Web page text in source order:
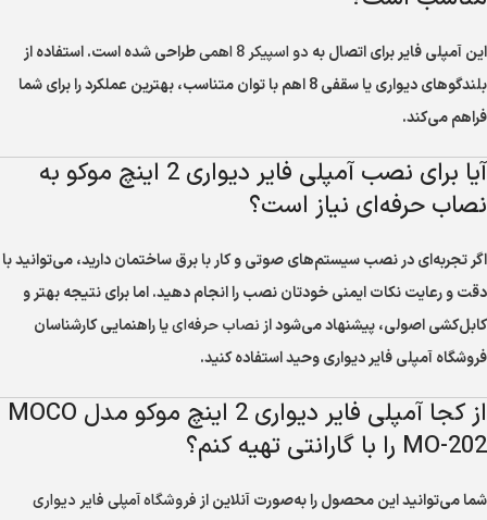
این آمپلی فایر برای اتصال به دو اسپیکر 8 اهمی
طراحی شده است. استفاده از
بلندگوهای دیواری یا سقفی 8 اهم با توان متناسب، بهترین عملکرد را برای شما
فراهم می‌کند.
آیا برای نصب آمپلی فایر دیواری 2 اینچ موکو به
نصاب حرفه‌ای نیاز است؟
اگر تجربه‌ای در نصب سیستم‌های صوتی و کار با برق ساختمان دارید، می‌توانید با
دقت و رعایت نکات ایمنی خودتان نصب را انجام دهید. اما برای نتیجه بهتر و
کابل‌کشی اصولی، پیشنهاد می‌شود ازنصاب حرفه‌اییا راهنمایی کارشناسان
فروشگاه آمپلی فایر دیواری وحید استفاده کنید.
از کجا آمپلی فایر دیواری 2 اینچ موکو مدل MOCO
MO-202 را با گارانتی تهیه کنم؟
شما می‌توانید این محصول را به‌صورت آنلاین ازفروشگاه آمپلی فایر دیواری